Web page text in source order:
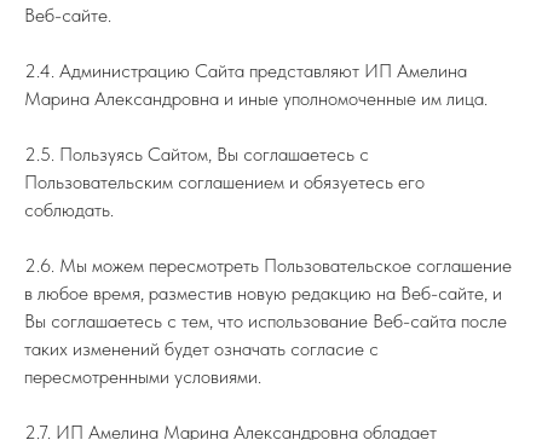
Веб-сайте.
2.4. Администрацию Сайта представляют ИП Амелина
Марина Александровна и иные уполномоченные им лица.
2.5. Пользуясь Сайтом, Вы соглашаетесь с
Пользовательским соглашением и обязуетесь его
соблюдать.
2.6. Мы можем пересмотреть Пользовательское соглашение
в любое время, разместив новую редакцию на Веб-сайте, и
Вы соглашаетесь с тем, что использование Веб-сайта после
таких изменений будет означать согласие с
пересмотренными условиями.
2.7. ИП Амелина Марина Александровна обладает